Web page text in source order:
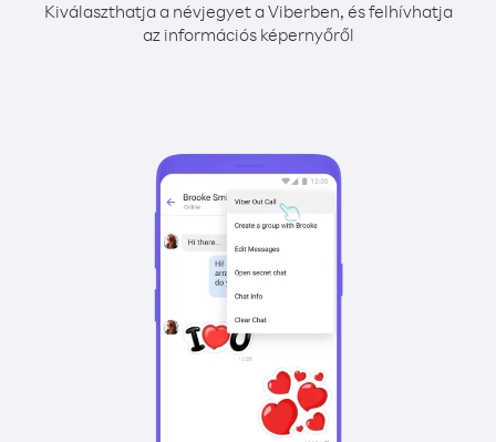
Kiválaszthatja a névjegyet a Viberben, és felhívhatja
az információs képernyőről